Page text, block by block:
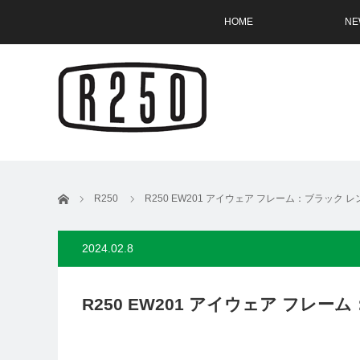
HOME
ホーム R250 R250 EW201 アイウェア フレーム：ブラック レ
2024.02.8
R250 EW201 アイウェア フレーム